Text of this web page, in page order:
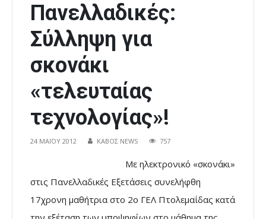
Πανελλαδικές:
Σύλληψη για
σκονάκι
«τελευταίας
τεχνολογίας»!
24 ΜΑΪ́ΟΥ 2012 ΚΑΒΟΣ NEWS 757
Με ηλεκτρονικό «σκονάκι»
στις Πανελλαδικές Εξετάσεις συνελήφθη
17χρονη μαθήτρια στο 2ο ΓΕΛ Πτολεμαΐδας κατά